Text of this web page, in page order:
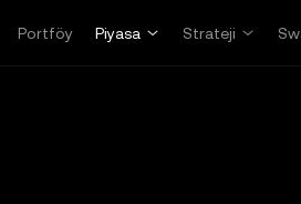
Portföy
Piyasa Strateji